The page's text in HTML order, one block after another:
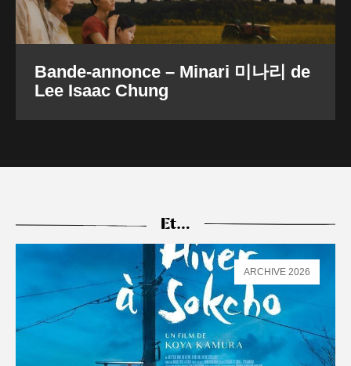
Bande-annonce – Minari 미나리 de
Lee Isaac Chung
Et…
ARCHIVE 2026